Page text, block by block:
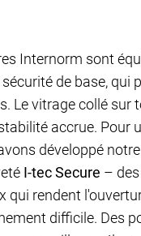
Internorm sont
de base, qui
Le vitrage collé sur
accrue. Pour
développé
I-tec Secure –
qui rendent
difficile. Des